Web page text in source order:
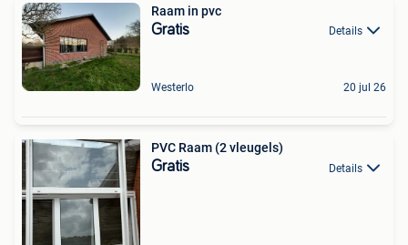
Raam in pvc
Gratis Details
Westerlo 20 jul 26
PVC Raam (2 vleugels)
Gratis Details